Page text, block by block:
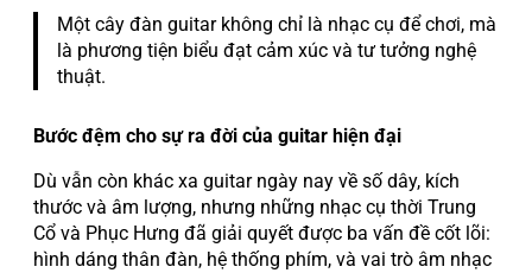
Một cây đàn guitar không chỉ là nhạc cụ để chơi, mà
là phương tiện biểu đạt cảm xúc và tư tưởng nghệ
thuật.
Bước đệm cho sự ra đời của guitar hiện đại
Dù vẫn còn khác xa guitar ngày nay về số dây, kích
thước và âm lượng, nhưng những nhạc cụ thời Trung
Cổ và Phục Hưng đã giải quyết được ba vấn đề cốt lõi:
hình dáng thân đàn, hệ thống phím, và vai trò âm nhạc